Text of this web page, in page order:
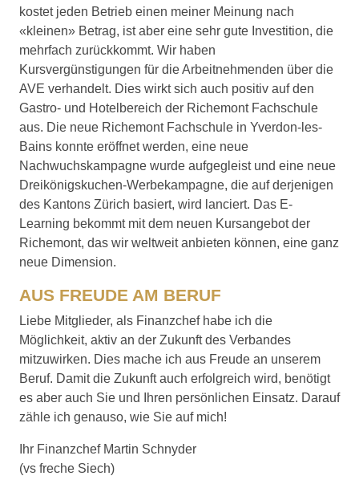
kostet jeden Betrieb einen meiner Meinung nach
«kleinen» Betrag, ist aber eine sehr gute Investition, die
mehrfach zurückkommt. Wir haben
Kursvergünstigungen für die Arbeitnehmenden über die
AVE verhandelt. Dies wirkt sich auch positiv auf den
Gastro- und Hotelbereich der Richemont Fachschule
aus. Die neue Richemont Fachschule in Yverdon-les-
Bains konnte eröffnet werden, eine neue
Nachwuchskampagne wurde aufgegleist und eine neue
Dreikönigskuchen-Werbekampagne, die auf derjenigen
des Kantons Zürich basiert, wird lanciert. Das E-
Learning bekommt mit dem neuen Kursangebot der
Richemont, das wir weltweit anbieten können, eine ganz
neue Dimension.
AUS FREUDE AM BERUF
Liebe Mitglieder, als Finanzchef habe ich die
Möglichkeit, aktiv an der Zukunft des Verbandes
mitzuwirken. Dies mache ich aus Freude an unserem
Beruf. Damit die Zukunft auch erfolgreich wird, benötigt
es aber auch Sie und Ihren persönlichen Einsatz. Darauf
zähle ich genauso, wie Sie auf mich!
Ihr Finanzchef Martin Schnyder
(vs freche Siech)